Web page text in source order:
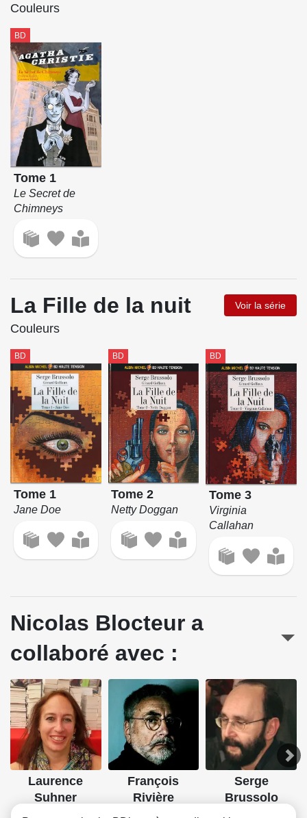
Couleurs
BD
Tome 1
Le Secret de
Chimneys
La Fille de la nuit Voir la série
Couleurs
BD
Tome 1
Jane Doe
BD
Tome 2
Netty Doggan
BD
Tome 3
Virginia
Callahan
Nicolas Blocteur a
collaboré avec :
Laurence
Suhner
François
Rivière
Serge
Brussolo